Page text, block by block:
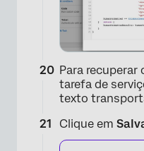
Para recuperar
tarefa de
texto
Clique em